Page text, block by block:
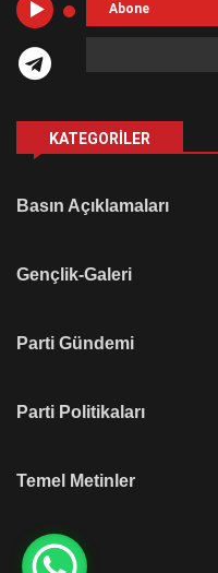
Abone
KATEGORILER
Basın Açıklamaları
Gençlik-Galeri
Parti Gündemi
Parti Politikaları
Temel Metinler